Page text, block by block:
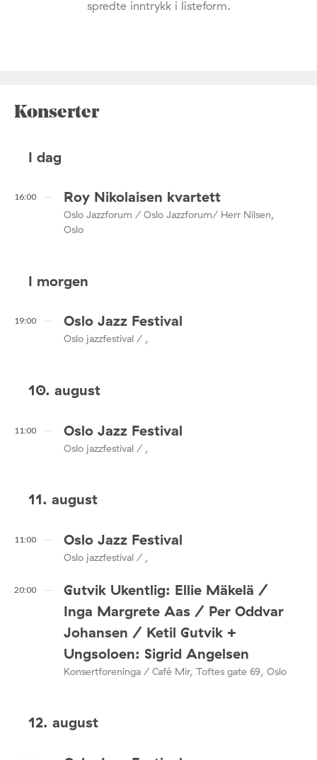
spredte inntrykk i listeform.
Konserter
I dag
16:00 Roy Nikolaisen kvartett
Oslo Jazzforum / Oslo Jazzforum/ Herr Nilsen,
Oslo
I morgen
19:00 Oslo Jazz Festival
Oslo jazzfestival / ,
10. august
11:00 Oslo Jazz Festival
Oslo jazzfestival / ,
11. august
11:00 Oslo Jazz Festival
Oslo jazzfestival / ,
20:00
Gutvik Ukentlig: Ellie Mäkelä /
Inga Margrete Aas / Per Oddvar
Johansen / Ketil Gutvik +
Ungsoloen: Sigrid Angelsen
Konsertforeninga / Café Mir, Toftes gate 69, Oslo
12. august